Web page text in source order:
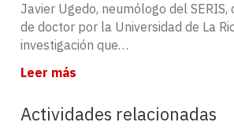
Javier Ugedo, neumólogo del
de doctor por la Universidad de La
investigación que…
Leer más
Actividades relacionadas